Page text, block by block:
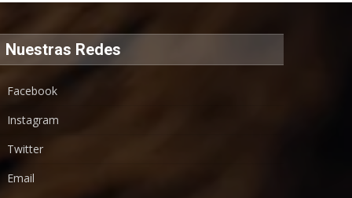
Nuestras Redes
Facebook
Instagram
Twitter
Email